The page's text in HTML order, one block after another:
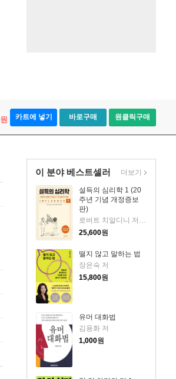
원 카트에 넣기 바로구매 원클릭구매
이 분야 베스트셀러
설득의 심리학 1 (20
주년 기념 개정증보
판)
25,600원
떨지 않고 말하는 법
장은숙 저
15,800원
유머 대화법
김용화 저
1,000원
더보기